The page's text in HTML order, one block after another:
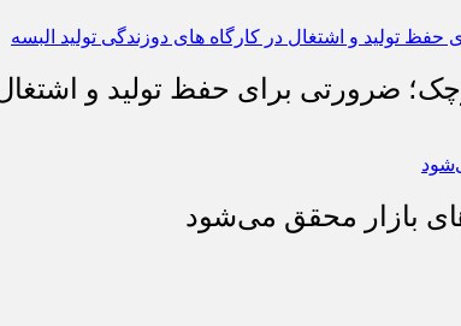
ضرورتی برای حفظ تولید و
بازار محقق می‌شود